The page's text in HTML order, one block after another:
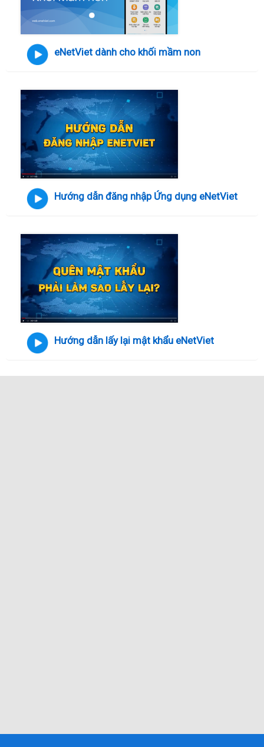
eNetViet dành cho khối mầm non
Hướng dẫn đăng nhập Ứng dụng eNetViet
Hướng dẫn lấy lại mật khẩu eNetViet